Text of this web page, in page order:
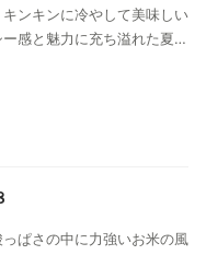
ンキンに冷やして美味しい
感と魅力に充ち溢れた夏限
ぱさの中に力強いお米の風